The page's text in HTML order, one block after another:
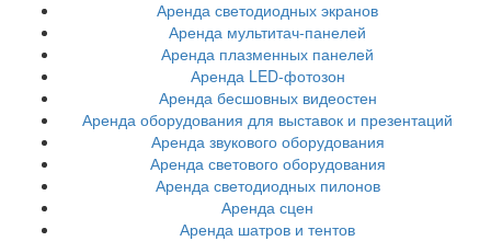
Аренда светодиодных экранов
Аренда мультитач-панелей
Аренда плазменных панелей
Аренда LED-фотозон
Аренда бесшовных видеостен
Аренда оборудования для выставок и презентаций
Аренда звукового оборудования
Аренда светового оборудования
Аренда светодиодных пилонов
Аренда сцен
Аренда шатров и тентов